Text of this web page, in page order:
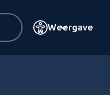
Weergave